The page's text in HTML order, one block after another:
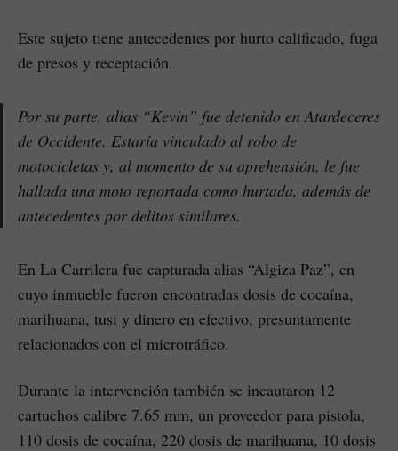
Este sujeto tiene antecedentes por hurto calificado, fuga
de presos y receptación.
Por su parte, alias “Kevin” fue detenido en Atardeceres
de Occidente. Estaría vinculado al robo de
motocicletas y, al momento de su aprehensión, le fue
hallada una moto reportada como hurtada, además de
antecedentes por delitos similares.
En La Carrilera fue capturada alias “Algiza Paz”, en
cuyo inmueble fueron encontradas dosis de cocaína,
marihuana, tusi y dinero en efectivo, presuntamente
relacionados con el microtráfico.
Durante la intervención también se incautaron 12
cartuchos calibre 7.65 mm, un proveedor para pistola,
110 dosis de cocaína, 220 dosis de marihuana, 10 dosis